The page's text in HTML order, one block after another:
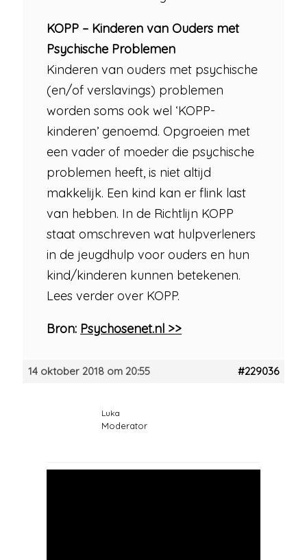
KOPP – Kinderen van Ouders met
Psychische Problemen
Kinderen van ouders met psychische
(en/of verslavings) problemen
worden soms ook wel ‘KOPP-
kinderen’ genoemd. Opgroeien met
een vader of moeder die psychische
problemen heeft, is niet altijd
makkelijk. Een kind kan er flink last
van hebben. In de Richtlijn KOPP
staat omschreven wat hulpverleners
in de jeugdhulp voor ouders en hun
kind/kinderen kunnen betekenen.
Lees verder over KOPP.
Bron: Psychosenet.nl >>
14 oktober 2018 om 20:55 #229036
Luka
Moderator